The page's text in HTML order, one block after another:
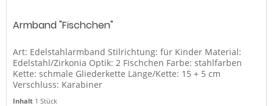
Armband "Fischchen"
Art: Edelstahlarmband Stilrichtung: für Kinder Material:
Edelstahl/Zirkonia Optik: 2 Fischchen Farbe: stahlfarben
Kette: schmale Gliederkette Länge/Kette: 15 + 5 cm
Verschluss: Karabiner
Inhalt 1 Stück